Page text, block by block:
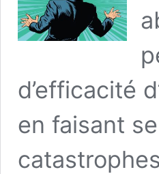
d’efficacité
en faisant